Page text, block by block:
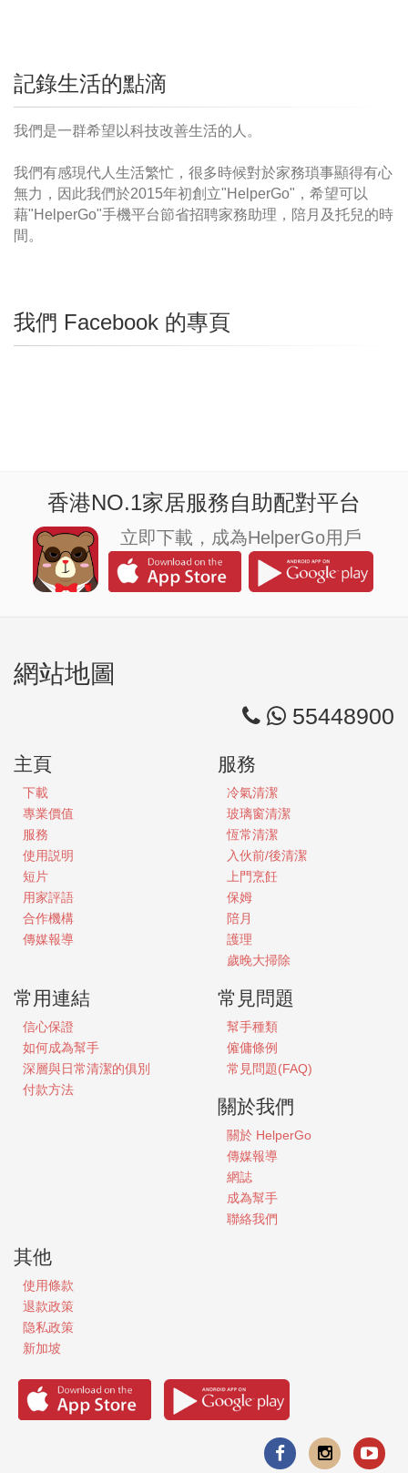
記錄生活的點滴
我們是一群希望以科技改善生活的人。
我們有感現代人生活繁忙，很多時候對於家務瑣事顯得有心
無力，因此我們於2015年初創立"HelperGo"，希望可以
藉"HelperGo"手機平台節省招聘家務助理，陪月及托兒的時
間。
我們 Facebook 的專頁
香港NO.1家居服務自助配對平台
立即下載，成為HelperGo用戶
網站地圖
55448900
主頁
下載
專業價值
服務
使用説明
短片
用家評語
合作機構
傳媒報導
服務
冷氣清潔
玻璃窗清潔
恆常清潔
入伙前/後清潔
上門烹飪
保姆
陪月
護理
歲晚大掃除
常用連結
信心保證
如何成為幫手
深層與日常清潔的俱別
付款方法
常見問題
幫手種類
僱傭條例
常見問題(FAQ)
關於我們
關於 HelperGo
傳媒報導
網誌
成為幫手
聯絡我們
其他
使用條款
退款政策
隐私政策
新加坡